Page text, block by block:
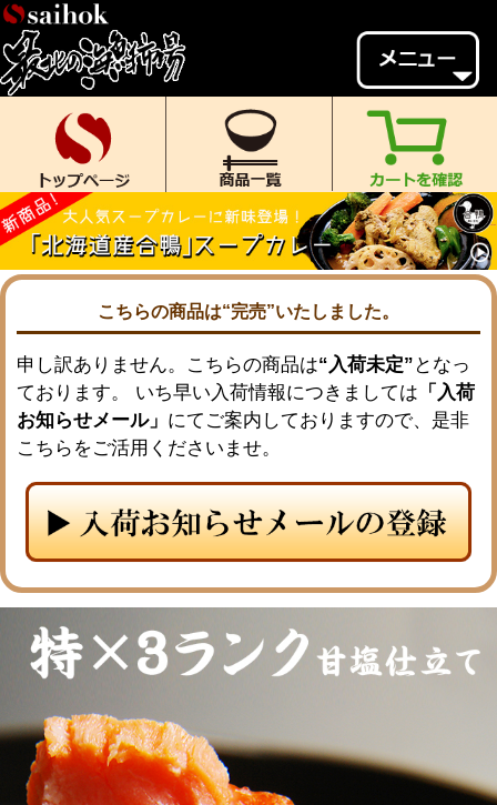
会員様メニュー
ゲスト
様、
いらっしゃいませ。
ご来店ありがとうございます。
新規会員登録 ログイン
MYページ MYクーポン
ポイント履歴 お気に入り
レビュー投稿 閲覧履歴
当店について
初めての方へ
返品について ご利用ガイド
メルマガ登録 お問合せ
こちらの商品は“完売”いたしました。
申し訳ありません。こちらの商品は“入荷未定” となっ
ております。 いち早い入荷情報につきましては 「入荷
お知らせメール」 にてご案内しておりますので、是非
こちらをご活用くださいませ。